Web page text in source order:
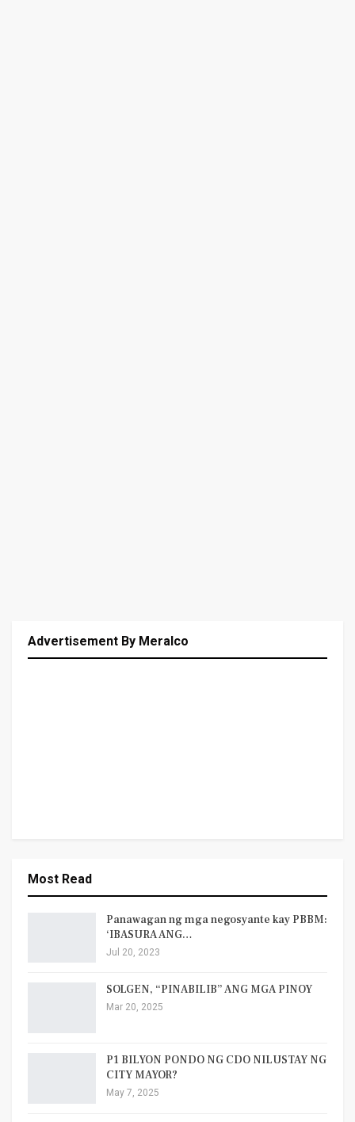
Advertisement By Meralco
Most Read
Panawagan ng mga negosyante kay PBBM:
‘IBASURA ANG…
Jul 20, 2023
SOLGEN, “PINABILIB” ANG MGA PINOY
Mar 20, 2025
P1 BILYON PONDO NG CDO NILUSTAY NG
CITY MAYOR?
May 7, 2025